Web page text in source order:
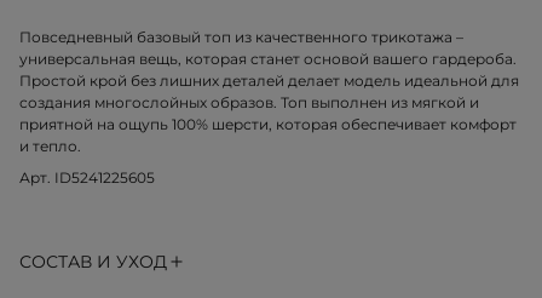
Повседневный базовый топ из качественного трикотажа –
универсальная вещь, которая станет основой вашего гардероба.
Простой крой без лишних деталей делает модель идеальной для
создания многослойных образов. Топ выполнен из мягкой и
приятной на ощупь 100% шерсти, которая обеспечивает комфорт
и тепло.
Арт. ID5241225605
СОСТАВ И УХОД